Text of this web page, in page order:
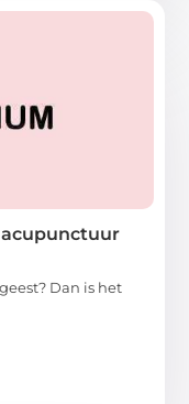
Dan is het